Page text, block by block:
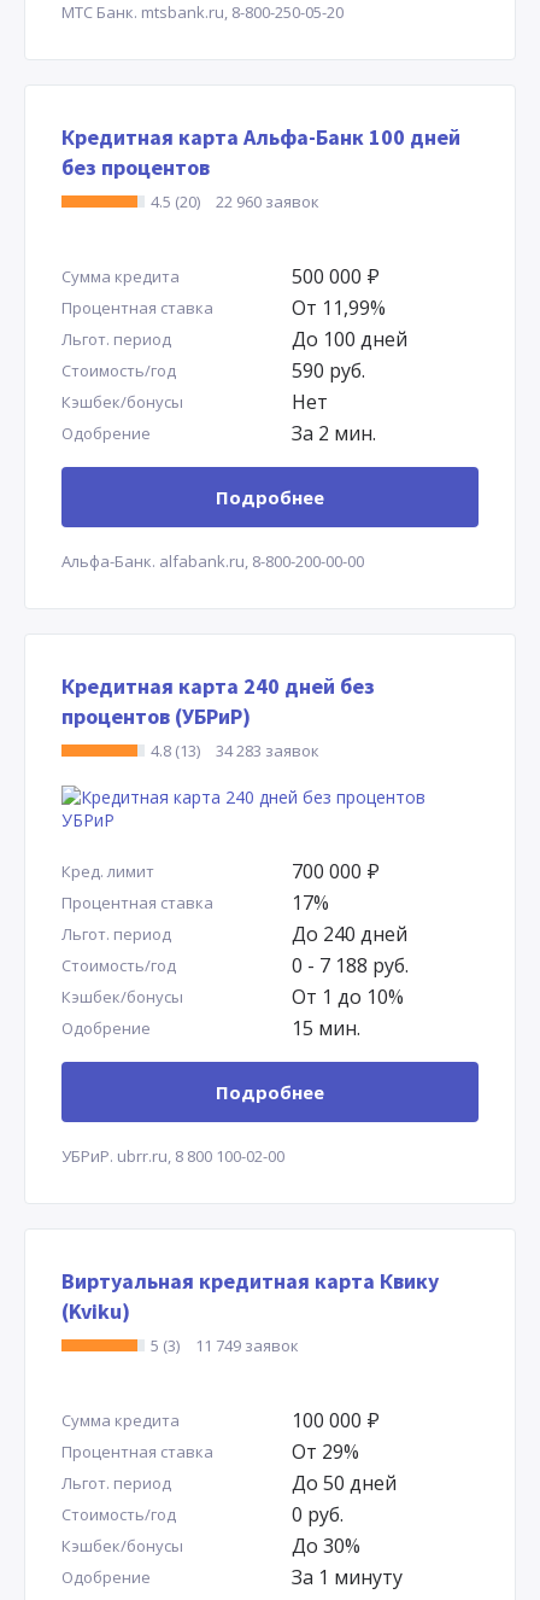
МТС Банк. mtsbank.ru, 8-800-250-05-20
Кредитная карта Альфа-Банк 100 дней
без процентов
4.5 (20) 22 960 заявок
Сумма кредита 500 000 Р
Процентная ставка От 11,99%
Льгот. период До 100 дней
Стоимость/год 590 руб.
Кэшбек/бонусы Нет
Одобрение За 2 мин.
Подробнее
Альфа-Банк. alfabank.ru, 8-800-200-00-00
Кредитная карта 240 дней без
процентов (УБРиР)
4.8 (13) 34 283 заявок
Кред. лимит 700 000 Р
Процентная ставка 17%
Льгот. период До 240 дней
Стоимость/год 0 - 7 188 руб.
Кэшбек/бонусы От 1 до 10%
Одобрение 15 мин.
Подробнее
УБРиР. ubrr.ru, 8 800 100-02-00
Виртуальная кредитная карта Квику
(Kviku)
5 (3) 11 749 заявок
Сумма кредита 100 000 Р
Процентная ставка От 29%
Льгот. период До 50 дней
Стоимость/год 0 руб.
Кэшбек/бонусы До 30%
Одобрение За 1 минуту